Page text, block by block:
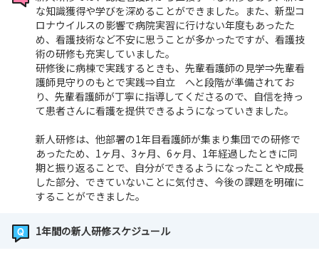
な知識獲得や学びを深めることができました。また、新型コ
ロナウイルスの影響で病院実習に行けない年度もあったた
め、看護技術など不安に思うことが多かったですが、看護技
術の研修も充実していました。
研修後に病棟で実践するときも、先輩看護師の見学⇒先輩看
護師見守りのもとで実践⇒自立 へと段階が準備されてお
り、先輩看護師が丁寧に指導してくださるので、自信を持っ
て患者さんに看護を提供できるようになっていきました。
新人研修は、他部署の1年目看護師が集まり集団での研修で
あったため、1ヶ月、3ヶ月、6ヶ月、1年経過したときに同
期と振り返ることで、自分ができるようになったことや成長
した部分、できていないことに気付き、今後の課題を明確に
することができました。
1年間の新人研修スケジュール